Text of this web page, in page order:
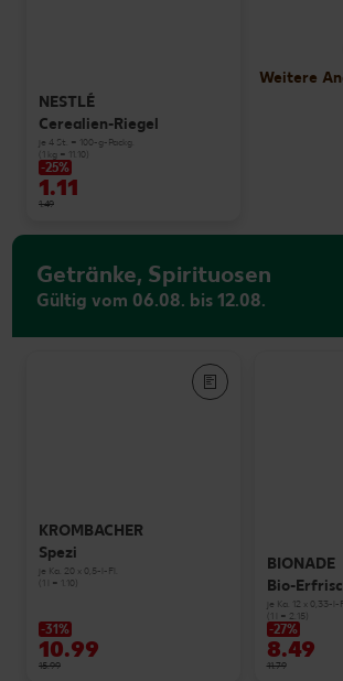
NESTLÉ
Cerealien-Riegel
je 4 St. = 100-g-Packg.
(1 kg = 11.10)
-25%
1.11
1.49
Weitere
Getränke, Spirituosen
Gültig vom 06.08. bis 12.08.
KROMBACHER
Spezi
je Ka. 20 x 0,5-l-Fl.
(1 l = 1.10)
-31%
10.99
15.99
BIONADE
Bio-
je Ka. 12 x 0,33-l-Fl.
(1 l = 2.15)
-27%
8.49
11.79